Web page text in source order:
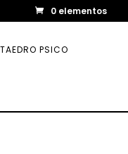
0 elementos
PSICO